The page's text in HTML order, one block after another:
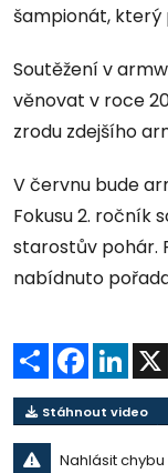
šampionát, který
Soutěžení v
věnovat v roce
zrodu zdejšího
V červnu bude
Fokusu 2. ročník
starostův pohár.
nabídnuto
Sdílet Facebook
Stáhnout video
Nahlásit chybu